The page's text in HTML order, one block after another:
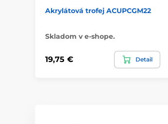
Akrylátová trofej ACUPCGM22
Skladom v e-shope.
19,75 € Detail